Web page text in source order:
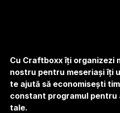
Cu Craftboxx îți organizezi
nostru pentru meseriași îți
te ajută să economisești
constant programul pentru
tale.